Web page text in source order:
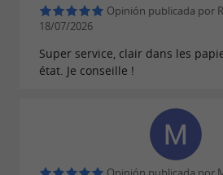
Nuestra potente
una caravana Airstream de
para 6 personas (donde se
sentado), para ofrecerle una
MOTO ACUÁTICA CON LICENCIA
Opinión publicada por
18/07/2026
Super service, clair dans les
état. Je conseille !